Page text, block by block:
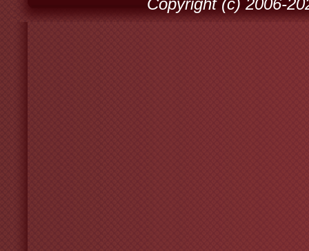
Copyright (c) 2006-